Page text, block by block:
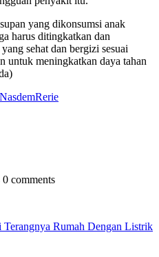
yang dikonsumsi anak
harus ditingkatkan dan
sehat dan bergizi sesuai
untuk meningkatkan daya tahan
NasdemRerie
0 comments
Rumah Dengan Listrik